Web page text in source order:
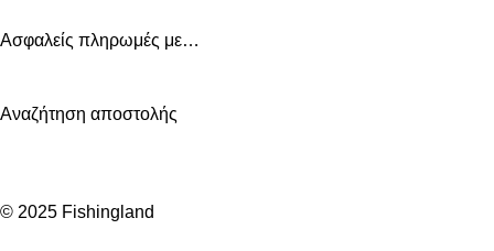
Ασφαλείς πληρωμές με…
Αναζήτηση αποστολής
© 2025 Fishingland